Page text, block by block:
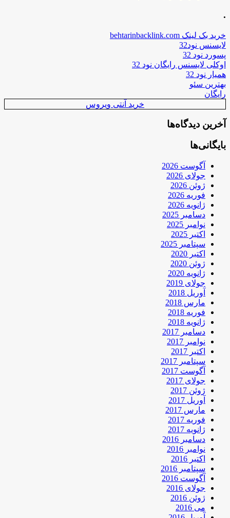
.
خرید بک لینک behtarinbacklink.com
لایسنس نود32
پسورد نود 32
اوکلی لایسنس رایگان نود 32
همیار نود 32
بهترین سئو
رایگان
خرید آنتی ویروس
آخرین دیدگاه‌ها
بایگانی‌ها
آگوست 2026
جولای 2026
ژوئن 2026
فوریه 2026
ژانویه 2026
دسامبر 2025
نوامبر 2025
اکتبر 2025
سپتامبر 2025
اکتبر 2020
ژوئن 2020
ژانویه 2020
جولای 2019
آوریل 2018
مارس 2018
فوریه 2018
ژانویه 2018
دسامبر 2017
نوامبر 2017
اکتبر 2017
سپتامبر 2017
آگوست 2017
جولای 2017
ژوئن 2017
آوریل 2017
مارس 2017
فوریه 2017
ژانویه 2017
دسامبر 2016
نوامبر 2016
اکتبر 2016
سپتامبر 2016
آگوست 2016
جولای 2016
ژوئن 2016
می 2016